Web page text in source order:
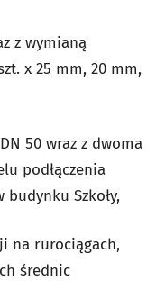
z wymianą
x 25 mm, 20 mm,
50 wraz z dwoma
podłączenia
Szkoły,
na rurociągach,
średnic